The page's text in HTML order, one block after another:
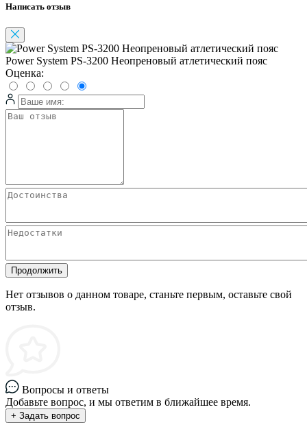
Написать отзыв
Power System PS-3200 Неопреновый атлетический пояс
Оценка:
Продолжить
Нет отзывов о данном товаре, станьте первым, оставьте свой
отзыв.
Вопросы и ответы
Добавьте вопрос, и мы ответим в ближайшее время.
+ Задать вопрос